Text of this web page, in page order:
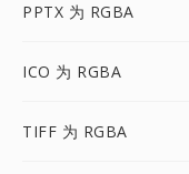
PPTX 为 RGBA
ICO 为 RGBA
TIFF 为 RGBA